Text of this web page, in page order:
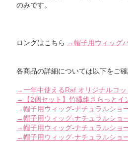
のみです。
ロングはこちら →帽子用ウィッグ
各商品の詳細については以下をご確
→一年中使えるRaf.オリジナルコ
→【2個セット】竹繊維さらっとイ
→帽子用ウィッグ-ナチュラルショ
→帽子用ウィッグ-ナチュラルショ
→帽子用ウィッグ-ナチュラルショ
→帽子用ウィッグ-ナチュラルショ